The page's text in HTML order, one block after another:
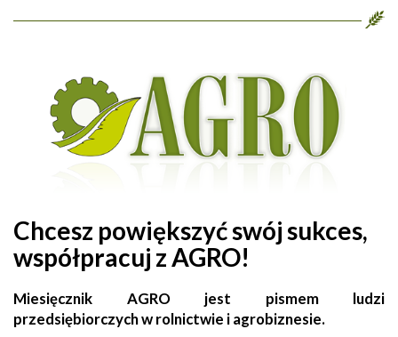
Chcesz powiększyć swój sukces,
współpracuj z AGRO!
Miesięcznik AGRO jest pismem ludzi
przedsiębiorczych w rolnictwie i agrobiznesie.